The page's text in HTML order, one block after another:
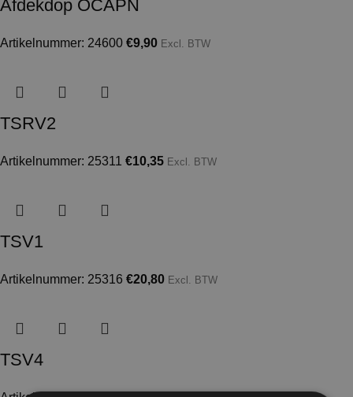
Afdekdop OCAPN
Artikelnummer: 24600 €9,90 Excl. BTW
TSRV2
Artikelnummer: 25311 €10,35 Excl. BTW
TSV1
Artikelnummer: 25316 €20,80 Excl. BTW
TSV4